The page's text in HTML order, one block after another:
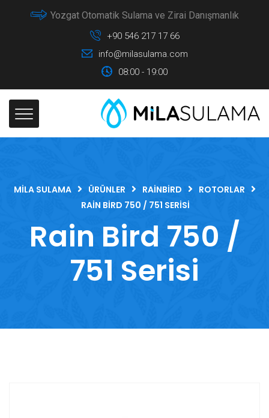
Yozgat Otomatik Sulama ve Zirai Danışmanlık
+90 546 217 17 66
info@milasulama.com
08:00 - 19:00
MILA SULAMA ÜRÜNLER RAINBIRD
ROTORLAR
RAIN BIRD 750 / 751 SERISI
Rain Bird 750 /
751 Serisi